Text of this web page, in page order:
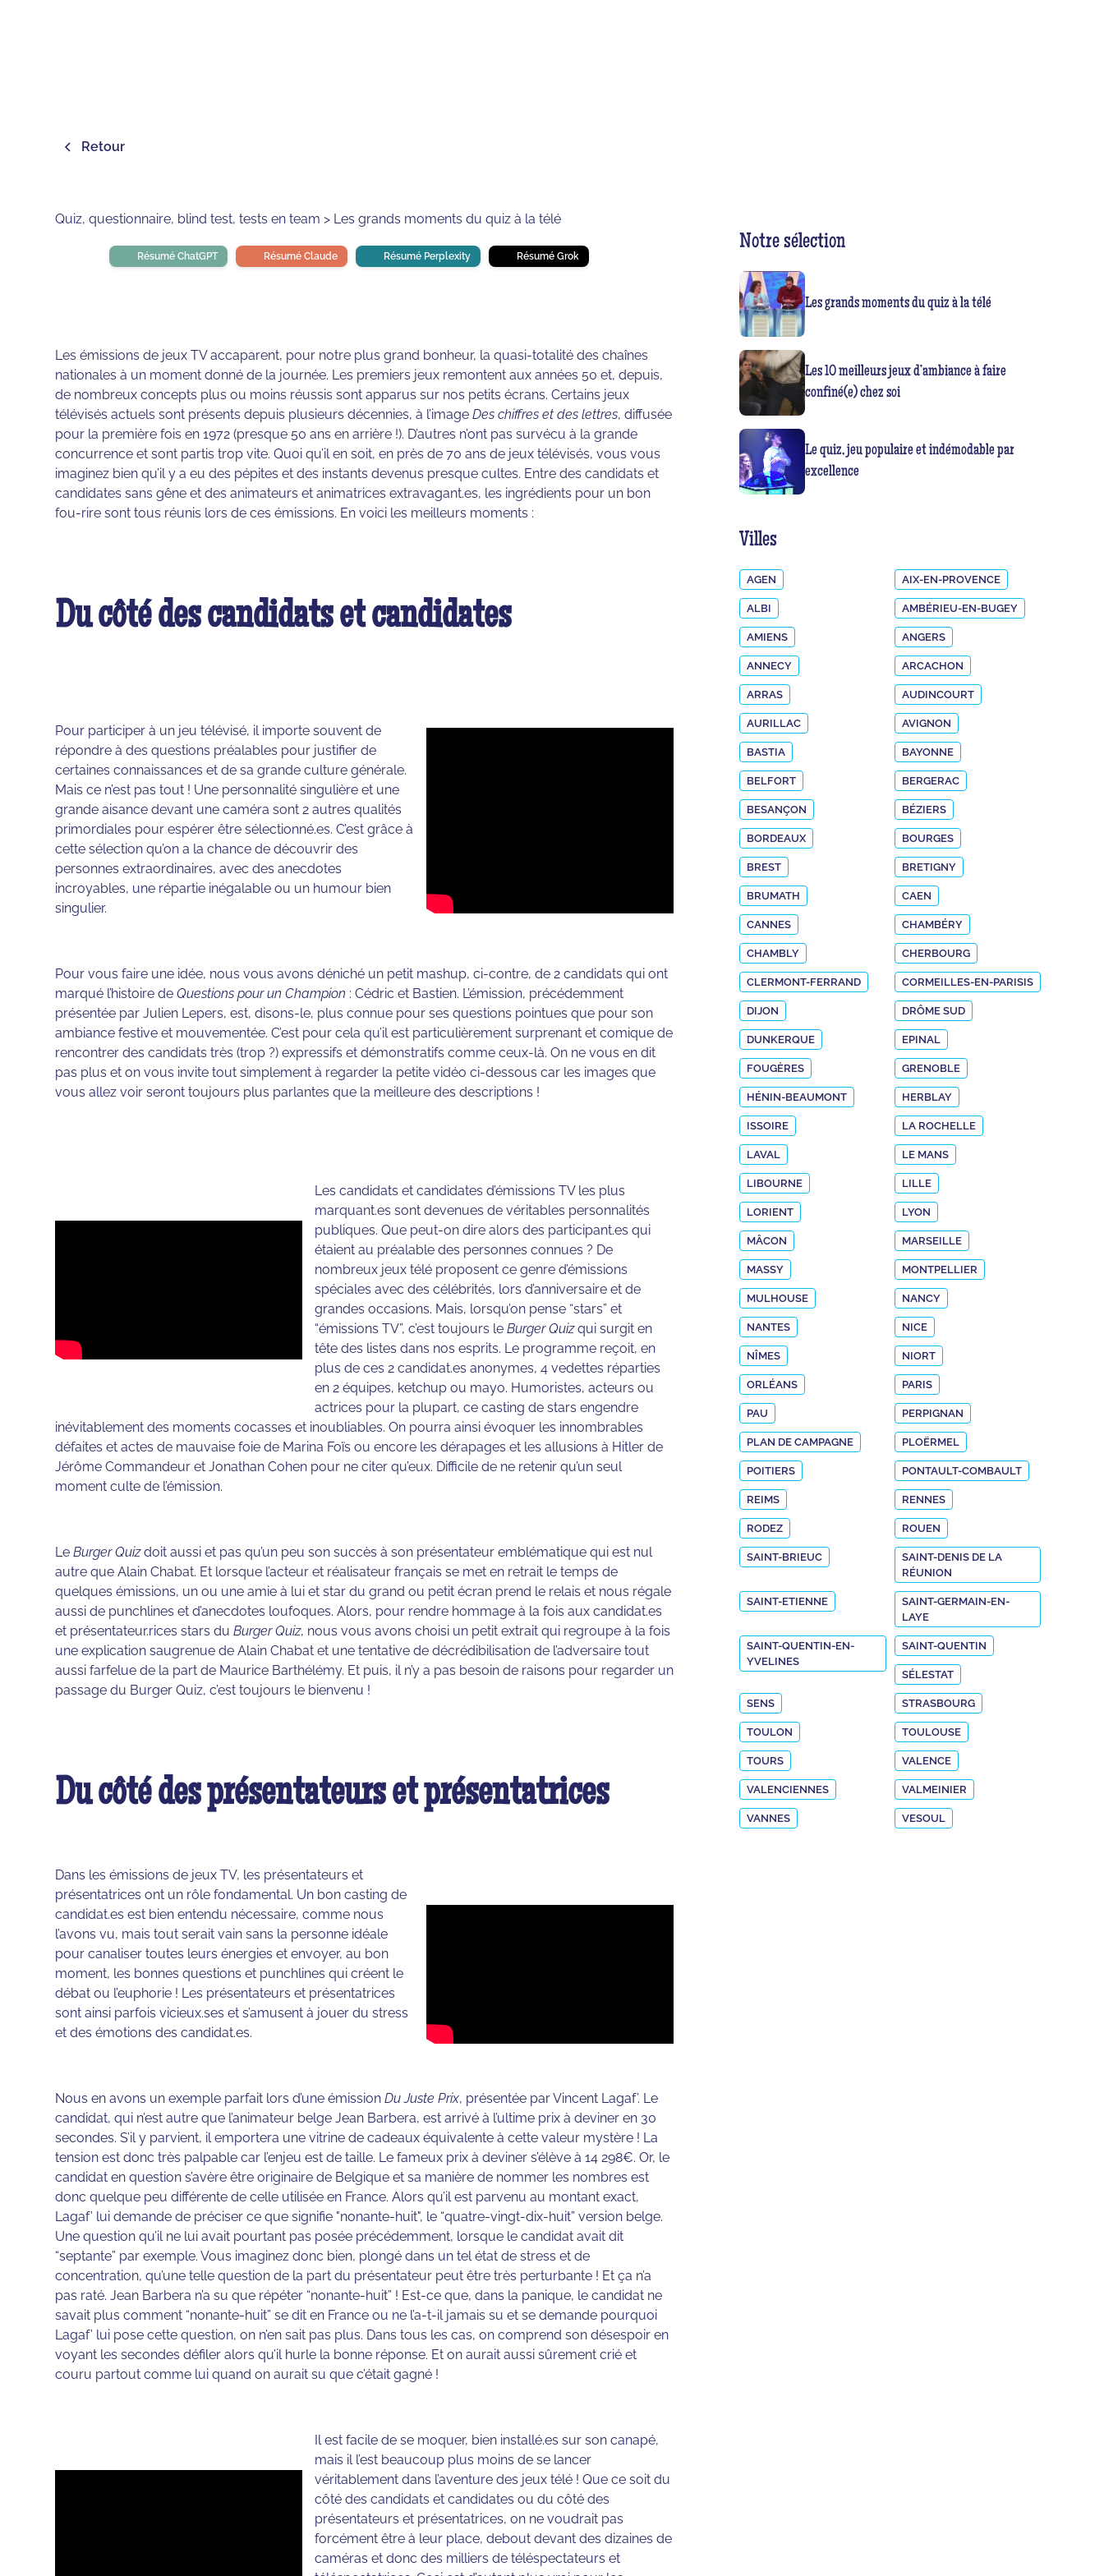
Retour
Quiz, questionnaire, blind test, tests en team > Les grands moments du quiz à la télé
Résumé ChatGPT Résumé Claude Résumé Perplexity Résumé Grok
Les émissions de jeux TV accaparent, pour notre plus grand bonheur, la quasi-totalité des chaînes
nationales à un moment donné de la journée. Les premiers jeux remontent aux années 50 et, depuis,
de nombreux concepts plus ou moins réussis sont apparus sur nos petits écrans. Certains jeux
télévisés actuels sont présents depuis plusieurs décennies, à l’imageDes chiffres et des lettres, diffusée
pour la première fois en 1972 (presque 50 ans en arrière !). D’autres n’ont pas survécu à la grande
concurrence et sont partis trop vite. Quoi qu’il en soit, en près de 70 ans de jeux télévisés, vous vous
imaginez bien qu’il y a eu des pépites et des instants devenus presque cultes. Entre des candidats et
candidates sans gêne et des animateurs et animatrices extravagant.es, les ingrédients pour un bon
fou-rire sont tous réunis lors de ces émissions. En voici les meilleurs moments :
Du côté des candidats et candidates
Pour participer à un jeu télévisé, il importe souvent de
répondre à des questions préalables pour justifier de
certaines connaissances et de sa grande culture générale.
Mais ce n’est pas tout ! Une personnalité singulière et une
grande aisance devant une caméra sont 2 autres qualités
primordiales pour espérer être sélectionné.es. C’est grâce à
cette sélection qu’on a la chance de découvrir des
personnes extraordinaires, avec des anecdotes
incroyables, une répartie inégalable ou un humour bien
singulier.
Pour vous faire une idée, nous vous avons déniché un petit mashup, ci-contre, de 2 candidats qui ont
marqué l’histoire deQuestions pour un Champion : Cédric et Bastien. L’émission, précédemment
présentée par Julien Lepers, est, disons-le, plus connue pour ses questions pointues que pour son
ambiance festive et mouvementée. C’est pour cela qu’il est particulièrement surprenant et comique de
rencontrer des candidats très (trop ?) expressifs et démonstratifs comme ceux-là. On ne vous en dit
pas plus et on vous invite tout simplement à regarder la petite vidéo ci-dessous car les images que
vous allez voir seront toujours plus parlantes que la meilleure des descriptions !
Les candidats et candidates d’émissions TV les plus
marquant.es sont devenues de véritables personnalités
publiques. Que peut-on dire alors des participant.es qui
étaient au préalable des personnes connues ? De
nombreux jeux télé proposent ce genre d’émissions
spéciales avec des célébrités, lors d’anniversaire et de
grandes occasions. Mais, lorsqu’on pense “stars” et
“émissions TV”, c’est toujours leBurger Quizqui surgit en
tête des listes dans nos esprits. Le programme reçoit, en
plus de ces 2 candidat.es anonymes, 4 vedettes réparties
en 2 équipes, ketchup ou mayo. Humoristes, acteurs ou
actrices pour la plupart, ce casting de stars engendre
inévitablement des moments cocasses et inoubliables. On pourra ainsi évoquer les innombrables
défaites et actes de mauvaise foie de Marina Foïs ou encore les dérapages et les allusions à Hitler de
Jérôme Commandeur et Jonathan Cohen pour ne citer qu’eux. Difficile de ne retenir qu’un seul
moment culte de l’émission.
LeBurger Quizdoit aussi et pas qu’un peu son succès à son présentateur emblématique qui est nul
autre que Alain Chabat. Et lorsque l’acteur et réalisateur français se met en retrait le temps de
quelques émissions, un ou une amie à lui et star du grand ou petit écran prend le relais et nous régale
aussi de punchlines et d’anecdotes loufoques. Alors, pour rendre hommage à la fois aux candidat.es
et présentateur.rices stars duBurger Quiz, nous vous avons choisi un petit extrait qui regroupe à la fois
une explication saugrenue de Alain Chabat et une tentative de décrédibilisation de l’adversaire tout
aussi farfelue de la part de Maurice Barthélémy. Et puis, il n’y a pas besoin de raisons pour regarder un
passage du Burger Quiz, c’est toujours le bienvenu !
Du côté des présentateurs et présentatrices
Dans les émissions de jeux TV, les présentateurs et
présentatrices ont un rôle fondamental. Un bon casting de
candidat.es est bien entendu nécessaire, comme nous
l’avons vu, mais tout serait vain sans la personne idéale
pour canaliser toutes leurs énergies et envoyer, au bon
moment, les bonnes questions et punchlines qui créent le
débat ou l’euphorie ! Les présentateurs et présentatrices
sont ainsi parfois vicieux.ses et s’amusent à jouer du stress
et des émotions des candidat.es.
Nous en avons un exemple parfait lors d’une émissionDu Juste Prix, présentée par Vincent Lagaf’. Le
candidat, qui n’est autre que l’animateur belge Jean Barbera, est arrivé à l’ultime prix à deviner en 30
secondes. S’il y parvient, il emportera une vitrine de cadeaux équivalente à cette valeur mystère ! La
tension est donc très palpable car l’enjeu est de taille. Le fameux prix à deviner s’élève à 14 298€. Or, le
candidat en question s’avère être originaire de Belgique et sa manière de nommer les nombres est
donc quelque peu différente de celle utilisée en France. Alors qu’il est parvenu au montant exact,
Lagaf’ lui demande de préciser ce que signifie "nonante-huit", le “quatre-vingt-dix-huit” version belge.
Une question qu’il ne lui avait pourtant pas posée précédemment, lorsque le candidat avait dit
“septante” par exemple. Vous imaginez donc bien, plongé dans un tel état de stress et de
concentration, qu’une telle question de la part du présentateur peut être très perturbante ! Et ça n’a
pas raté. Jean Barbera n’a su que répéter “nonante-huit” ! Est-ce que, dans la panique, le candidat ne
savait plus comment “nonante-huit” se dit en France ou ne l’a-t-il jamais su et se demande pourquoi
Lagaf’ lui pose cette question, on n’en sait pas plus. Dans tous les cas, on comprend son désespoir en
voyant les secondes défiler alors qu’il hurle la bonne réponse. Et on aurait aussi sûrement crié et
couru partout comme lui quand on aurait su que c’était gagné !
Il est facile de se moquer, bien installé.es sur son canapé,
mais il l’est beaucoup plus moins de se lancer
véritablement dans l’aventure des jeux télé ! Que ce soit du
côté des candidats et candidates ou du côté des
présentateurs et présentatrices, on ne voudrait pas
forcément être à leur place, debout devant des dizaines de
caméras et donc des milliers de téléspectateurs et
Notre sélection
Les grands moments du quiz à la télé
Les 10 meilleurs jeux d’ambiance à faire
confiné(e) chez soi
Le quiz, jeu populaire et indémodable par
excellence
Villes
AGEN AIX-EN-PROVENCE
ALBI AMBÉRIEU-EN-BUGEY
AMIENS ANGERS
ANNECY ARCACHON
ARRAS AUDINCOURT
AURILLAC AVIGNON
BASTIA BAYONNE
BELFORT BERGERAC
BESANÇON BÉZIERS
BORDEAUX BOURGES
BREST BRETIGNY
BRUMATH CAEN
CANNES CHAMBÉRY
CHAMBLY CHERBOURG
CLERMONT-FERRAND CORMEILLES-EN-PARISIS
DIJON DRÔME SUD
DUNKERQUE EPINAL
FOUGÈRES GRENOBLE
HÉNIN-BEAUMONT HERBLAY
ISSOIRE LA ROCHELLE
LAVAL LE MANS
LIBOURNE LILLE
LORIENT LYON
MÂCON MARSEILLE
MASSY MONTPELLIER
MULHOUSE NANCY
NANTES NICE
NÎMES NIORT
ORLÉANS PARIS
PAU PERPIGNAN
PLAN DE CAMPAGNE PLOËRMEL
POITIERS PONTAULT-COMBAULT
REIMS RENNES
RODEZ ROUEN
SAINT-BRIEUC
SAINT-DENIS DE LA
RÉUNION
SAINT-ETIENNE
SAINT-GERMAIN-EN-
LAYE
SAINT-QUENTIN-EN-
YVELINES
SAINT-QUENTIN
SÉLESTAT
SENS STRASBOURG
TOULON TOULOUSE
TOURS VALENCE
VALENCIENNES VALMEINIER
VANNES VESOUL